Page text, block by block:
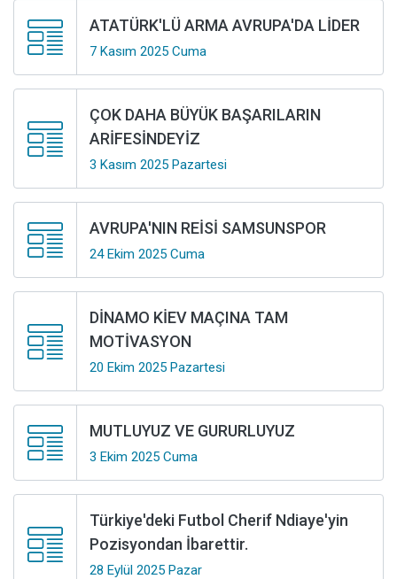
ATATÜRK'LÜ ARMA AVRUPA'DA LİDER
7 Kasım 2025 Cuma
ÇOK DAHA BÜYÜK BAŞARILARIN
ARİFESİNDEYİZ
3 Kasım 2025 Pazartesi
AVRUPA'NIN REİSİ SAMSUNSPOR
24 Ekim 2025 Cuma
DİNAMO KİEV MAÇINA TAM
MOTİVASYON
20 Ekim 2025 Pazartesi
MUTLUYUZ VE GURURLUYUZ
3 Ekim 2025 Cuma
Türkiye'deki Futbol Cherif Ndiaye'yin
Pozisyondan İbarettir.
28 Eylül 2025 Pazar